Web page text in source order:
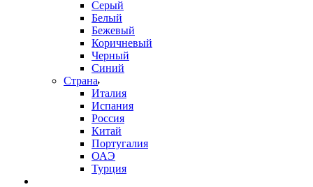
Серый
Белый
Бежевый
Коричневый
Черный
Синий
Страна
Италия
Испания
Россия
Китай
Португалия
ОАЭ
Турция